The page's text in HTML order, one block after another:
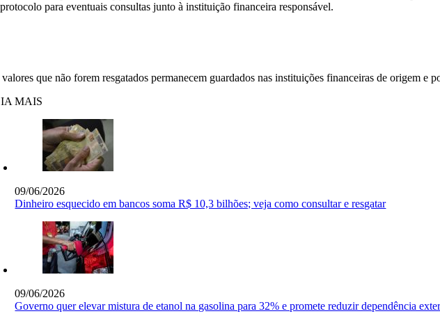
para eventuais consultas junto à instituição financeira responsável.
valores que não forem resgatados permanecem guardados nas instituições financeiras de origem e
MAIS
09/06/2026
Dinheiro esquecido em bancos soma R$ 10,3 bilhões; veja como consultar e resgatar
09/06/2026
Governo quer elevar mistura de etanol na gasolina para 32% e promete reduzir dependência